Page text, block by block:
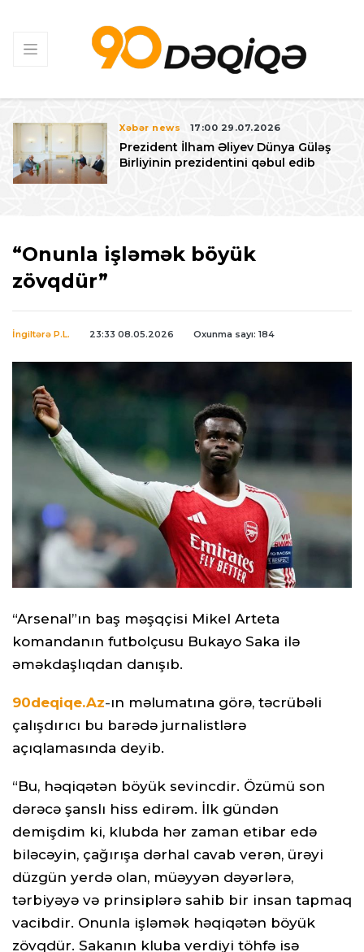
Xəbər news 17:00 29.07.2026
Prezident İlham Əliyev Dünya Güləş
Birliyinin prezidentini qəbul edib
“Onunla işləmək böyük
zövqdür”
İngiltərə P.L. 23:33 08.05.2026 Oxunma sayı: 184
“Arsenal”ın baş məşqçisi Mikel Arteta
komandanın futbolçusu Bukayo Saka ilə
əməkdaşlıqdan danışıb.
90deqiqe.Az-ın məlumatına görə, təcrübəli
çalışdırıcı bu barədə jurnalistlərə
açıqlamasında deyib.
“Bu, həqiqətən böyük sevincdir. Özümü son
dərəcə şanslı hiss edirəm. İlk gündən
demişdim ki, klubda hər zaman etibar edə
biləcəyin, çağırışa dərhal cavab verən, ürəyi
düzgün yerdə olan, müəyyən dəyərlərə,
tərbiyəyə və prinsiplərə sahib bir insan tapmaq
vacibdir. Onunla işləmək həqiqətən böyük
zövqdür. Sakanın kluba verdiyi töhfə isə